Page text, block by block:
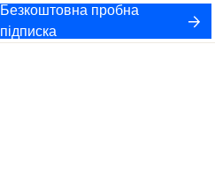
Безкоштовна пробна
підписка